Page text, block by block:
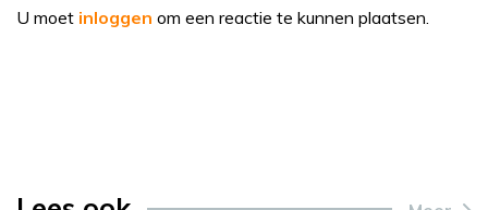
U moet inloggen om een reactie te kunnen plaatsen.